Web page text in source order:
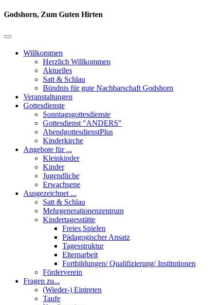
Godshorn, Zum Guten Hirten
Willkommen
Herzlich Willkommen
Aktuelles
Satt & Schlau
Bündnis für gute Nachbarschaft Godshorn
Veranstaltungen
Gottesdienste
Sonntagsgottesdienste
Gottesdienst "ANDERS"
AbendgottesdienstPlus
Kinderkirche
Angebote für ...
Kleinkinder
Kinder
Jugendliche
Erwachsene
Ausgezeichnet ...
Satt & Schlau
Mehrgenerationenzentrum
Kindertagesstätte
Freies Spielen
Pädagogischer Ansatz
Tagesstruktur
Elternarbeit
Fortbildungen/ Qualifizierung/ Institutionen
Förderverein
Fragen zu...
(Wieder-) Eintreten
Taufe